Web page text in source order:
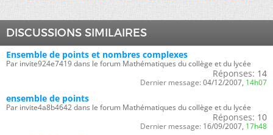
DISCUSSIONS SIMILAIRES
Ensemble de points et nombres complexes
Par invite924e7419 dans le forum Mathématiques du collège et du lycée
Réponses: 14
Dernier message: 04/12/2007, 14h07
ensemble de points
Par invite4a8b4642 dans le forum Mathématiques du collège et du lycée
Réponses: 10
Dernier message: 16/09/2007, 17h48